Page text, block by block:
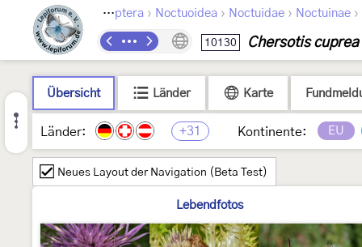
Lepidoptera › Noctuoidea › Noctuidae › Noctuinae ›
10130 Chersotis cuprea
Übersicht Länder Karte
Länder: +31 Kontinente: EU
Neues Layout der Navigation (Beta Test)
Lebendfotos